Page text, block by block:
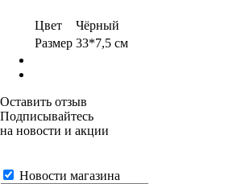
Цвет
Чёрный
Размер 33*7,5 см
Оставить отзыв
Подписывайтесь
на новости и акции
Новости магазина